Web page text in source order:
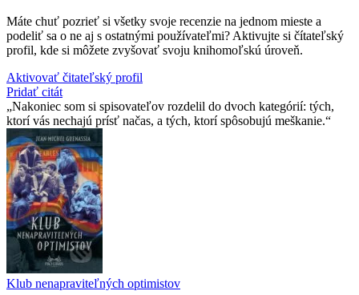
Máte chuť pozrieť si všetky svoje recenzie na jednom mieste a
podeliť sa o ne aj s ostatnými používateľmi? Aktivujte si čítateľský
profil, kde si môžete zvyšovať svoju knihomoľskú úroveň.
Aktivovať čitateľský profil
Pridať citát
Nakoniec som si spisovateľov rozdelil do dvoch kategórií: tých,
ktorí vás nechajú prísť načas, a tých, ktorí spôsobujú meškanie.
Klub nenapraviteľných optimistov